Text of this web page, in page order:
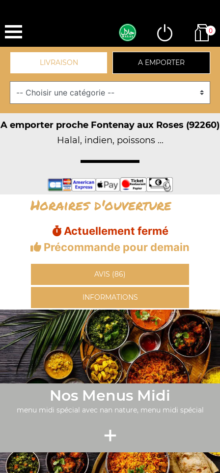
0
LIVRAISON A EMPORTER
A emporter proche Fontenay aux Roses (92260)
Halal, indien, poissons ...
Horaires d'ouverture
Actuellement fermé
Précommande pour demain
AVIS (86)
INFORMATIONS
Nos Menus Midi
menu midi spécial avec nan nature, menu midi spécial
+